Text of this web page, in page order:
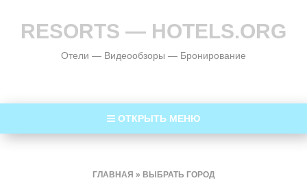
RESORTS — HOTELS.ORG
Отели — Видеообзоры — Бронирование
ОТКРЫТЬ МЕНЮ
ГЛАВНАЯ » ВЫБРАТЬ ГОРОД